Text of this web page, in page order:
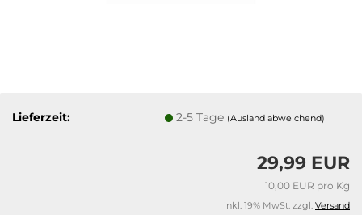
Lieferzeit: 2-5 Tage (Ausland abweichend)
29,99 EUR
10,00 EUR pro Kg
inkl. 19% MwSt. zzgl. Versand